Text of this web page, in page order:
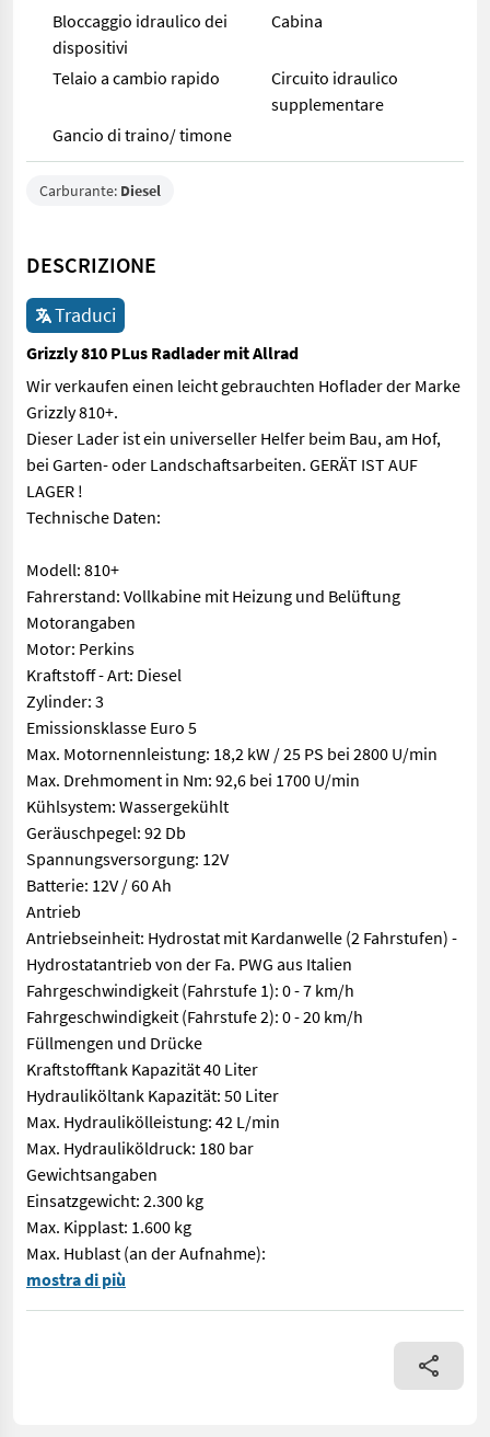
Bloccaggio idraulico dei
dispositivi
Cabina
Telaio a cambio rapido
Circuito idraulico
supplementare
Gancio di traino/ timone
Carburante: Diesel
DESCRIZIONE
Traduci
Grizzly 810 PLus Radlader mit Allrad
Wir verkaufen einen leicht gebrauchten Hoflader der Marke
Grizzly 810+.
Dieser Lader ist ein universeller Helfer beim Bau, am Hof,
bei Garten- oder Landschaftsarbeiten. GERÄT IST AUF
LAGER !
Technische Daten:
Modell: 810+
Fahrerstand: Vollkabine mit Heizung und Belüftung
Motorangaben
Motor: Perkins
Kraftstoff - Art: Diesel
Zylinder: 3
Emissionsklasse Euro 5
Max. Motornennleistung: 18,2 kW / 25 PS bei 2800 U/min
Max. Drehmoment in Nm: 92,6 bei 1700 U/min
Kühlsystem: Wassergekühlt
Geräuschpegel: 92 Db
Spannungsversorgung: 12V
Batterie: 12V / 60 Ah
Antrieb
Antriebseinheit: Hydrostat mit Kardanwelle (2 Fahrstufen) -
Hydrostatantrieb von der Fa. PWG aus Italien
Fahrgeschwindigkeit (Fahrstufe 1): 0 - 7 km/h
Fahrgeschwindigkeit (Fahrstufe 2): 0 - 20 km/h
Füllmengen und Drücke
Kraftstofftank Kapazität 40 Liter
Hydrauliköltank Kapazität: 50 Liter
Max. Hydraulikölleistung: 42 L/min
Max. Hydrauliköldruck: 180 bar
Gewichtsangaben
Einsatzgewicht: 2.300 kg
Max. Kipplast: 1.600 kg
Max. Hublast (an der Aufnahme):
Wir verkaufen einen leicht gebrauchten Hoflader der Marke
mostra di più